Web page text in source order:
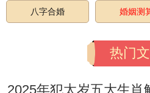
八字合婚 婚姻测
热门